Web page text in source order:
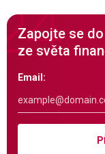
Zapojte se
ze světa
Email: